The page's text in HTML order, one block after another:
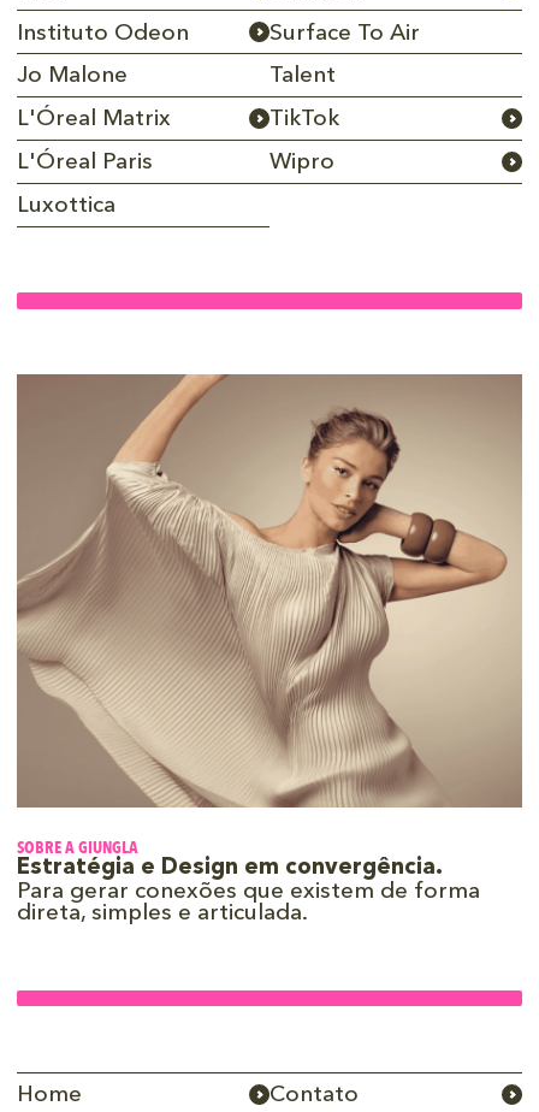
Instituto Odeon
Jo Malone
L'Óreal Matrix
L'Óreal Paris
Luxottica
Surface To Air
Talent
TikTok
Wipro
SOBRE A GIUNGLA
Estratégia e Design em convergência.
Para gerar conexões que existem de forma
direta, simples e articulada.
Home Contato